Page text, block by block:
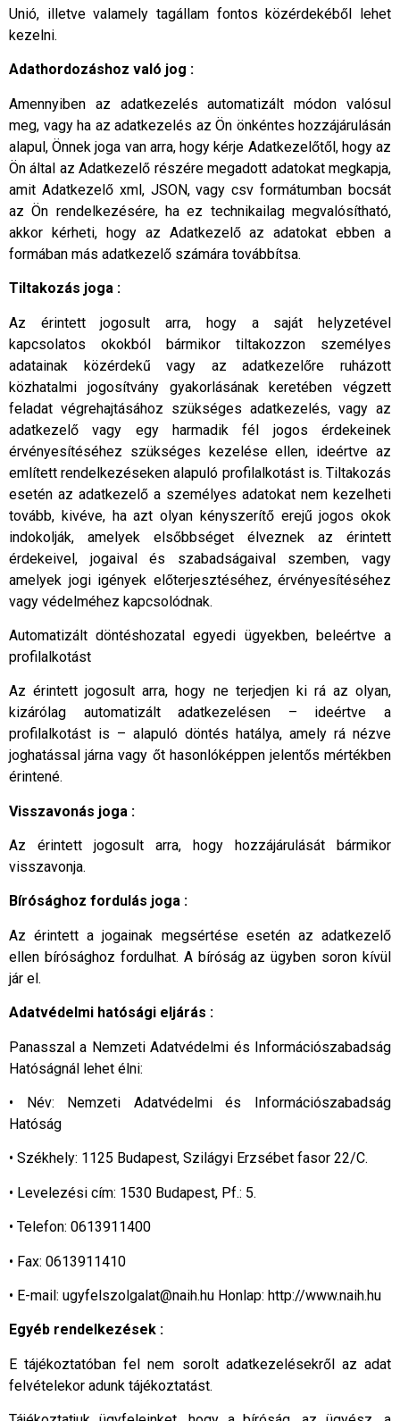
Unió, illetve valamely tagállam fontos közérdekéből lehet
kezelni.
Adathordozáshoz való jog :
Amennyiben az adatkezelés automatizált módon valósul
meg, vagy ha az adatkezelés az Ön önkéntes hozzájárulásán
alapul, Önnek joga van arra, hogy kérje Adatkezelőtől, hogy az
Ön által az Adatkezelő részére megadott adatokat megkapja,
amit Adatkezelő xml, JSON, vagy csv formátumban bocsát
az Ön rendelkezésére, ha ez technikailag megvalósítható,
akkor kérheti, hogy az Adatkezelő az adatokat ebben a
formában más adatkezelő számára továbbítsa.
Tiltakozás joga :
Az érintett jogosult arra, hogy a saját helyzetével
kapcsolatos okokból bármikor tiltakozzon személyes
adatainak közérdekű vagy az adatkezelőre ruházott
közhatalmi jogosítvány gyakorlásának keretében végzett
feladat végrehajtásához szükséges adatkezelés, vagy az
adatkezelő vagy egy harmadik fél jogos érdekeinek
érvényesítéséhez szükséges kezelése ellen, ideértve az
említett rendelkezéseken alapuló profilalkotást is. Tiltakozás
esetén az adatkezelő a személyes adatokat nem kezelheti
tovább, kivéve, ha azt olyan kényszerítő erejű jogos okok
indokolják, amelyek elsőbbséget élveznek az érintett
érdekeivel, jogaival és szabadságaival szemben, vagy
amelyek jogi igények előterjesztéséhez, érvényesítéséhez
vagy védelméhez kapcsolódnak.
Automatizált döntéshozatal egyedi ügyekben, beleértve a
profilalkotást
Az érintett jogosult arra, hogy ne terjedjen ki rá az olyan,
kizárólag automatizált adatkezelésen – ideértve a
profilalkotást is – alapuló döntés hatálya, amely rá nézve
joghatással járna vagy őt hasonlóképpen jelentős mértékben
érintené.
Visszavonás joga :
Az érintett jogosult arra, hogy hozzájárulását bármikor
visszavonja.
Bírósághoz fordulás joga :
Az érintett a jogainak megsértése esetén az adatkezelő
ellen bírósághoz fordulhat. A bíróság az ügyben soron kívül
jár el.
Adatvédelmi hatósági eljárás :
Panasszal a Nemzeti Adatvédelmi és Információszabadság
Hatóságnál lehet élni:
• Név: Nemzeti Adatvédelmi és Információszabadság
Hatóság
• Székhely: 1125 Budapest, Szilágyi Erzsébet fasor 22/C.
• Levelezési cím: 1530 Budapest, Pf.: 5.
• Telefon: 0613911400
• Fax: 0613911410
• E-mail: ugyfelszolgalat@naih.hu Honlap: http://www.naih.hu
Egyéb rendelkezések :
E tájékoztatóban fel nem sorolt adatkezelésekről az adat
felvételekor adunk tájékoztatást.